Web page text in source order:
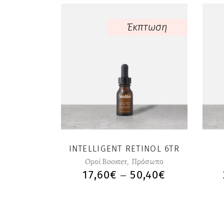
Έκπτωση
Αυτό
το
προϊόν
έχει
πολλαπλές
παραλλαγές.
Οι
μπορούν
να
επιλεγούν
INTELLIGENT RETINOL 6TR
Οροί Booster, Πρόσωπο
17,60€ – 50,40€